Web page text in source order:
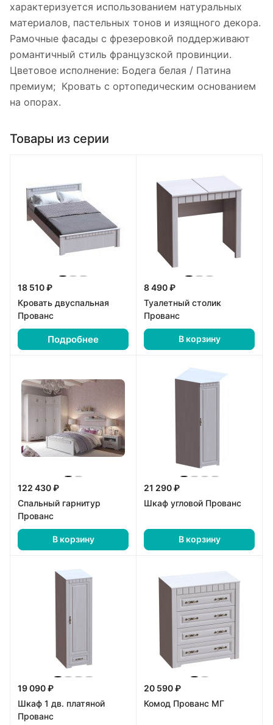
характеризуется использованием натуральных
материалов, пастельных тонов и изящного декора.
Рамочные фасады с фрезеровкой поддерживают
романтичный стиль французской провинции.
Цветовое исполнение: Бодега белая / Патина
премиум; Кровать с ортопедическим основанием
на опорах.
Товары из серии
18 510 ₽
Кровать двуспальная
Прованс
Подробнее
8 490 ₽
Туалетный столик
Прованс
В корзину
122 430 ₽
Спальный гарнитур
Прованс
В корзину
21 290 ₽
Шкаф угловой Прованс
В корзину
19 090 ₽
Шкаф 1 дв. платяной
Прованс
20 590 ₽
Комод Прованс МГ